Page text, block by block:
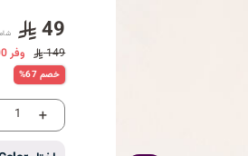
17 مشاهدة مؤخراً
49
149 وفر 100
%67 خصم
1 +